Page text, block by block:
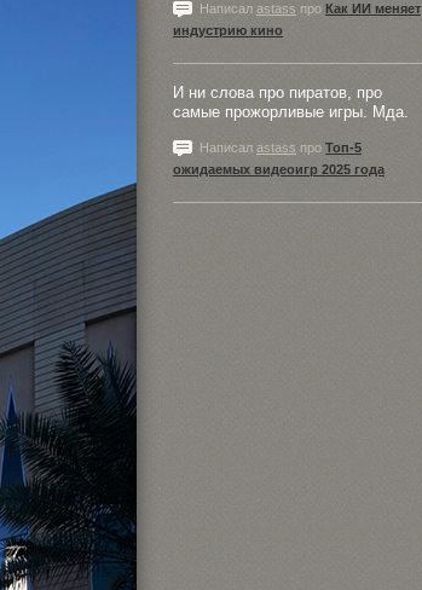
Написал astass про Как ИИ меняет
индустрию кино
И ни слова про пиратов, про
самые прожорливые игры. Мда.
Написал astass про Топ-5
ожидаемых видеоигр 2025 года